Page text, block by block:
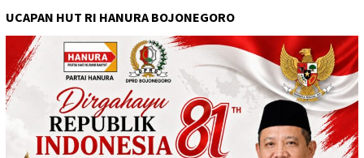
UCAPAN HUT RI HANURA BOJONEGORO